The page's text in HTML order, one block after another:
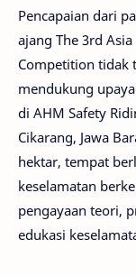
Pencapaian dari
ajang The 3rd
Competition tidak
mendukung
di AHM Safety
Cikarang, Jawa
hektar, tempat
keselamatan
pengayaan teori,
edukasi